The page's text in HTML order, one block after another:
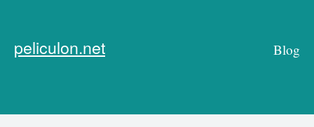
peliculon.net Blog